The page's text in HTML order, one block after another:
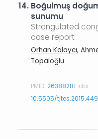
14. Boğulmuş
sunumu
Strangulated
case report
Orhan Kalaycı,
Topaloğlu
PMID:26388281 doi:
10.5505/